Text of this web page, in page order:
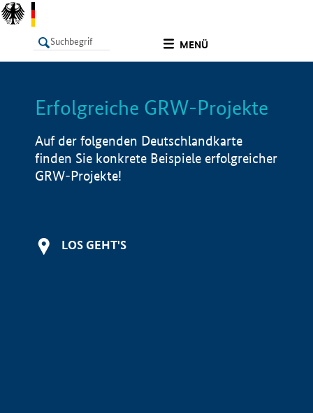
MENÜ
LISTE Info
Erfolgreiche GRW-Projekte
Auf der folgenden Deutschlandkarte
finden Sie konkrete Beispiele erfolgreicher
GRW-Projekte!
LOS GEHT'S